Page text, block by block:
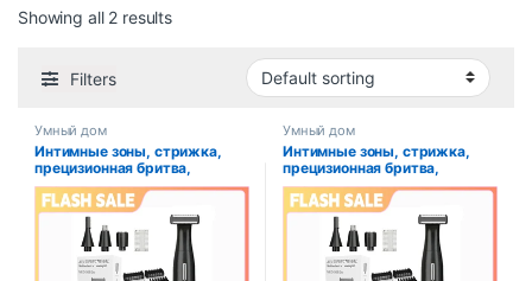
Showing all 2 results
Filters
Умный дом
Интимные зоны, стрижка,
прецизионная бритва,
мужская линия бикини,
чувствительная бритва,
шарики, яйца, лобковые
волосы, триммер для бритья,
машинка для стрижки
бороды
Умный дом
Интимные зоны, стрижка,
прецизионная бритва,
мужская линия бикини,
чувствительная бритва,
шарики, яйца, лобковые
волосы, триммер для бритья,
машинка для стрижки
бороды